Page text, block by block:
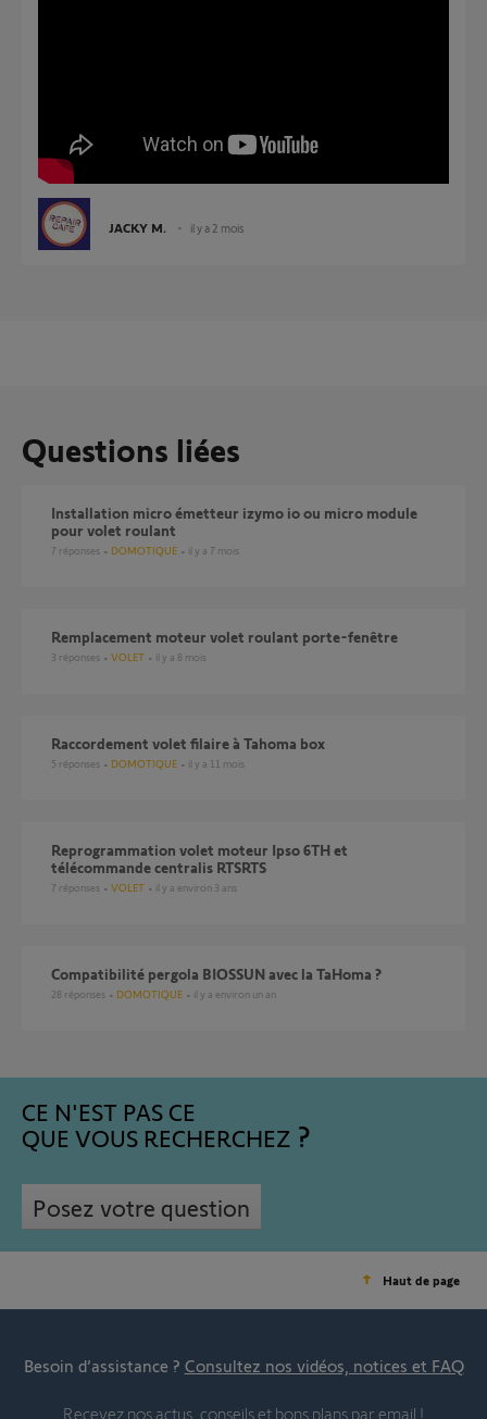
JACKY M. il y a 2 mois
Questions liées
Installation micro émetteur izymo io ou micro module
pour volet roulant
7 réponses DOMOTIQUE il y a 7 mois
remplacement moteur volet roulant porte-fenêtre
3 réponses VOLET il y a 8 mois
Raccordement volet filaire à Tahoma box
5 réponses DOMOTIQUE il y a 11 mois
reprogrammation volet moteur Ipso 6TH et
télécommande centralis RTSRTS
7 réponses VOLET il y a environ 3 ans
Compatibilité pergola BIOSSUN avec la TaHoma ?
28 réponses DOMOTIQUE il y a environ un an
CE N'EST PAS CE
QUE VOUS RECHERCHEZ
Posez votre question
Haut de page
Besoin d’assistance ? Consultez nos vidéos, notices et FAQ
Recevez nos actus, conseils et bons plans par email !